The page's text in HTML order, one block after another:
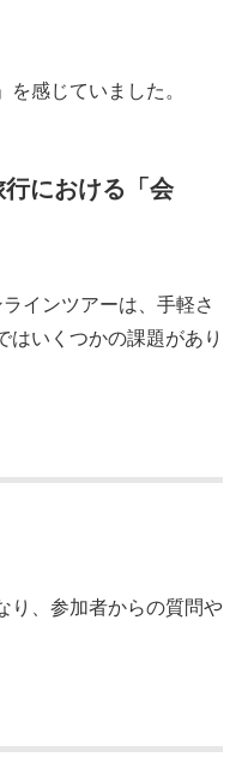
感じていました。
における「会
インツアーは、手軽さ
はいくつかの課題があり
り、参加者からの質問や